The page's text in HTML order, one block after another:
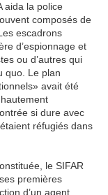
aida la police
composés de
escadrons
d’espionnage et
ou d’autres qui
quo. Le plan
avait été
si dure avec
réfugiés dans
le SIFAR
premières
d’un agent